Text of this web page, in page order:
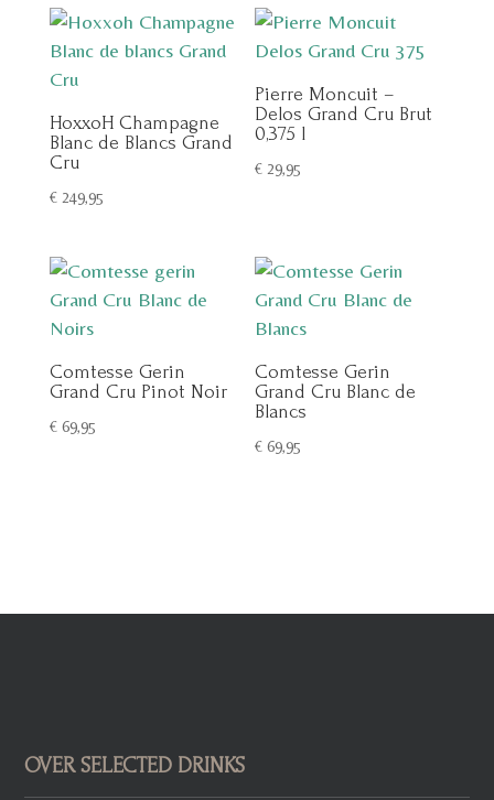
HoxxoH Champagne
Blanc de Blancs Grand
Cru
€249,95
Pierre Moncuit –
Delos Grand Cru Brut
0,375 l
€ 29,95
Comtesse Gerin
Grand Cru Pinot Noir
€69,95
Comtesse Gerin
Grand Cru Blanc de
Blancs
€ 69,95
OVER SELECTED DRINKS